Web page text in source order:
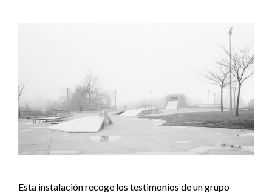
Esta instalación recoge los testimonios de un grupo